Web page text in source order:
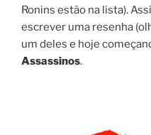
Ronins estão na lista).
escrever uma resenha
um deles e hoje
Assassinos.